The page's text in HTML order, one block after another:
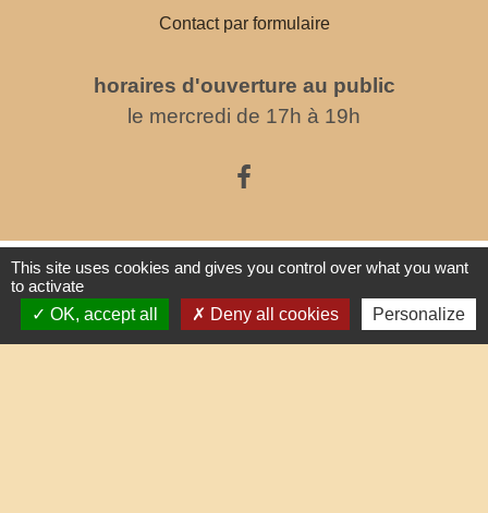
Contact par formulaire
horaires d'ouverture au public
le mercredi de 17h à 19h
Liens
Oise mobilité
Service Public
This site uses cookies and gives you control over what you want
to activate
OK, accept all
Deny all cookies Personalize